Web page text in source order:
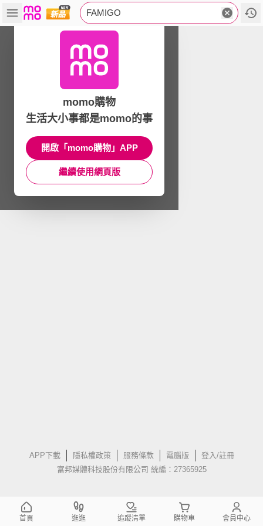
FAMIGO
APP下載 隱私權政策 服務條款 電腦版
登入/註冊
富邦媒體科技股份有限公司 統編：27365925
momo購物
生活大小事都是momo的事
開啟「momo購物」APP
繼續使用網頁版
首頁 逛逛 追蹤清單 購物車 會員中心